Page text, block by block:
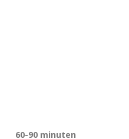
60-90 minuten